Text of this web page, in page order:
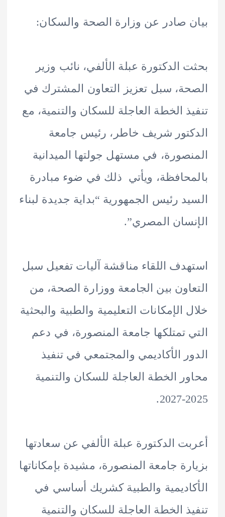
صادر عن وزارة الصحة والسكان:
الدكتورة عبلة الألفي، نائب وزير
سبل تعزيز التعاون المشترك في
الخطة العاجلة للسكان والتنمية، مع
شريف خاطر، رئيس جامعة
في مستهل جولتها الميدانية
ويأتي ذلك في ضوء مبادرة
رئيس الجمهورية “بداية جديدة لبناء
المصري”.
اللقاء مناقشة آليات تفعيل سبل
بين الجامعة ووزارة الصحة، من
الإمكانات التعليمية والطبية والبحثية
تمتلكها جامعة المنصورة، في دعم
الأكاديمي والمجتمعي في تنفيذ
الخطة العاجلة للسكان والتنمية
الدكتورة عبلة الألفي عن سعادتها
جامعة المنصورة، مشيدة بإمكاناتها
والطبية كشريك أساسي في
الخطة العاجلة للسكان والتنمية